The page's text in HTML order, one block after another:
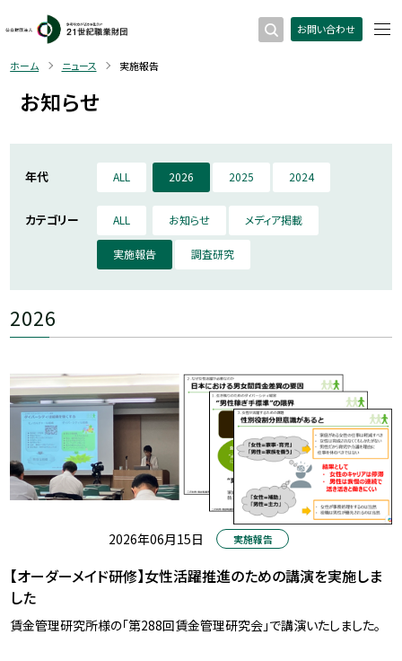
お問い合わせ
ホーム ニュース 実施報告
お知らせ
年代 ALL 2026 2025 2024
カテゴリー ALL お知らせ メディア掲載
実施報告 調査研究
2026
2026年06月15日 実施報告
【オーダーメイド研修】女性活躍推進のための講演を実施しま
した
賃金管理研究所様の「第288回賃金管理研究会」で講演いたしました。